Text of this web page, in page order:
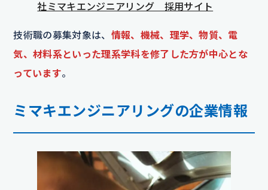
社ミマキエンジニアリング 採用サイト
技術職の募集対象は、 情報、機械、理学、物質、電
気、材料系といった理系学科を修了した方が中心とな
っています。
ミマキエンジニアリングの企業情報